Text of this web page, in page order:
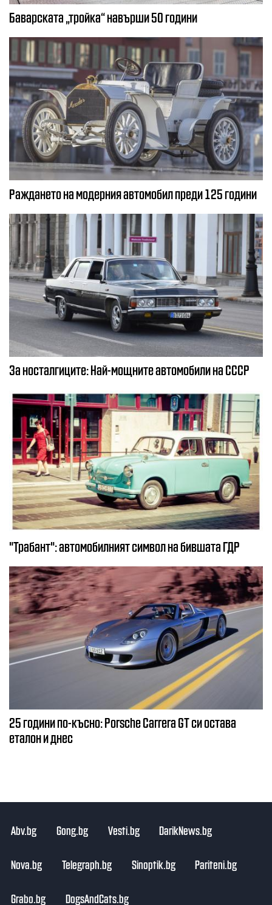
Баварската „тройка“ навърши 50 години
Раждането на модерния автомобил преди 125 години
За носталгиците: Най-мощните автомобили на СССР
"Трабант": автомобилният символ на бившата ГДР
25 години по-късно: Porsche Carrera GT си остава
еталон и днес
Abv.bg Gong.bg Vesti.bg DarikNews.bg
Nova.bg Telegraph.bg Sinoptik.bg Pariteni.bg
Grabo.bg DogsAndCats.bg